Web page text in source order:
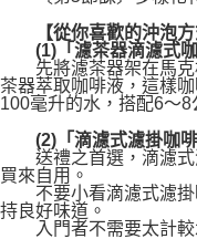
【從你喜歡的沖泡方
(1)「濾茶器滴濾式咖
先將濾茶器架在馬克
茶器萃取咖啡液，這樣
100毫升的水，搭配6～8
(2)「滴濾式濾掛咖啡
送禮之首選，滴濾式
買來自用。
不要小看滴濾式濾掛
持良好味道。
入門者不需要太計較